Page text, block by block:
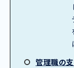
管理職の